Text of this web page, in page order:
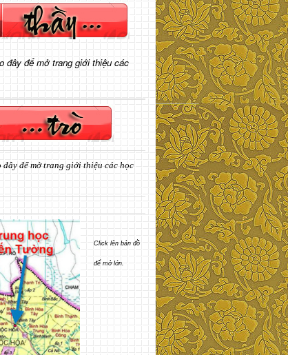
đây để mở trang giới thiệu các
đây để mở trang giới thiệu các học
Click lên bản đồ
để mở lớn.